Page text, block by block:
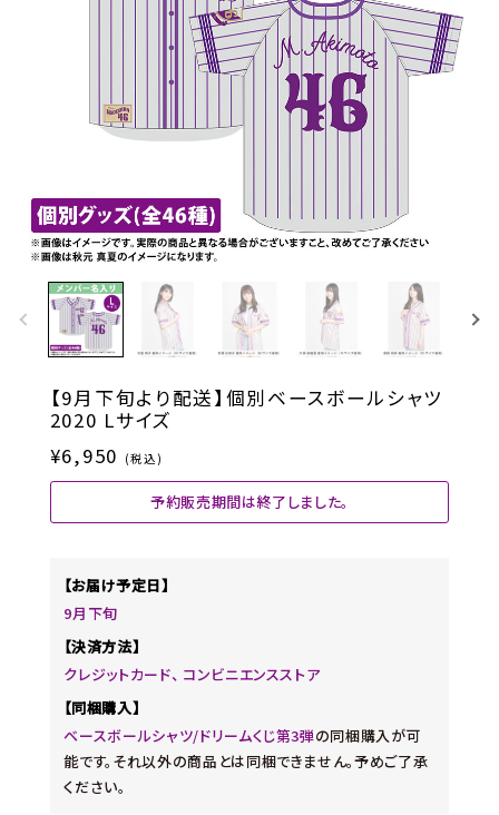
【9月下旬より配送】個別ベースボールシャツ
2020 Lサイズ
¥6,950 (税込)
予約販売期間は終了しました。
【お届け予定日】
9月下旬
【決済方法】
クレジットカード、 コンビニエンスストア
【同梱購入】
ベースボールシャツ/ドリームくじ第3弾の同梱購入が可
能です。それ以外の商品とは同梱できません。予めご了承
ください。